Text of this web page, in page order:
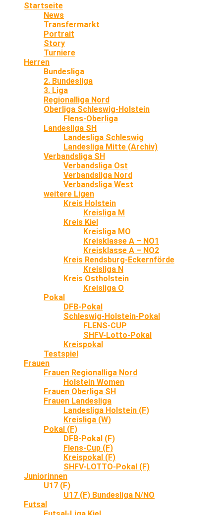
Startseite
News
Transfermarkt
Portrait
Story
Turniere
Herren
Bundesliga
2. Bundesliga
3. Liga
Regionalliga Nord
Oberliga Schleswig-Holstein
Flens-Oberliga
Landesliga SH
Landesliga Schleswig
Landesliga Mitte (Archiv)
Verbandsliga SH
Verbandsliga Ost
Verbandsliga Nord
Verbandsliga West
weitere Ligen
Kreis Holstein
Kreisliga M
Kreis Kiel
Kreisliga MO
Kreisklasse A – NO1
Kreisklasse A – NO2
Kreis Rendsburg-Eckernförde
Kreisliga N
Kreis Ostholstein
Kreisliga O
Pokal
DFB-Pokal
Schleswig-Holstein-Pokal
FLENS-CUP
SHFV-Lotto-Pokal
Kreispokal
Testspiel
Frauen
Frauen Regionalliga Nord
Holstein Women
Frauen Oberliga SH
Frauen Landesliga
Landesliga Holstein (F)
Kreisliga (W)
Pokal (F)
DFB-Pokal (F)
Flens-Cup (F)
Kreispokal (F)
SHFV-LOTTO-Pokal (F)
Juniorinnen
U17 (F)
U17 (F) Bundesliga N/NO
Futsal